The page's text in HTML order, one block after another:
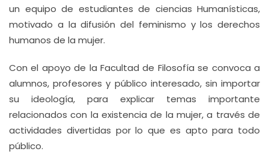
un equipo de estudiantes de ciencias Humanísticas,
motivado a la difusión del feminismo y los derechos
humanos de la mujer.
Con el apoyo de la Facultad de Filosofía se convoca a
alumnos, profesores y público interesado, sin importar
su ideología, para explicar temas importante
relacionados con la existencia de la mujer, a través de
actividades divertidas por lo que es apto para todo
público.